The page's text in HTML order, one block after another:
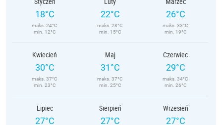
18°C
maks. 24°C
min. 12°C
22°C
maks. 28°C
min. 15°C
26°C
maks. 33°C
min. 19°C
Kwiecień
30°C
maks. 37°C
min. 23°C
Maj
31°C
maks. 37°C
min. 25°C
Czerwiec
29°C
maks. 34°C
min. 26°C
Lipiec
27°C
Sierpień
27°C
Wrzesień
27°C